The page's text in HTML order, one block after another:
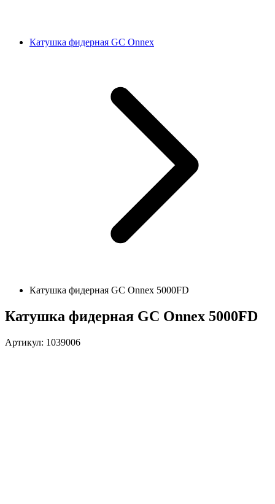
Катушка фидерная GC Onnex
Катушка фидерная GC Onnex 5000FD
Катушка фидерная GC Onnex 5000FD
Артикул: 1039006